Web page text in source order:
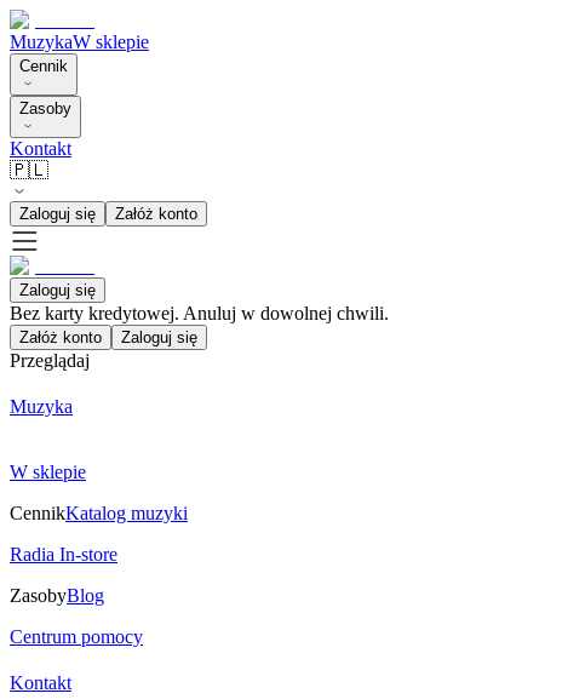
MuzykaW sklepie
Cennik
Zasoby
Kontakt
🇵🇱
Zaloguj się Załóż konto
Zaloguj się
Bez karty kredytowej. Anuluj w dowolnej chwili.
Załóż konto Zaloguj się
Przeglądaj
Muzyka
W sklepie
CennikKatalog muzyki
Radia In-store
ZasobyBlog
Centrum pomocy
Kontakt